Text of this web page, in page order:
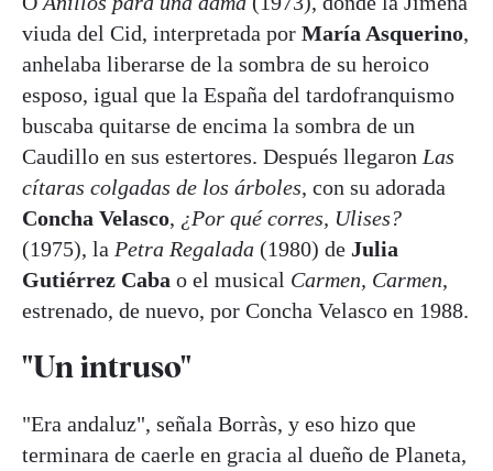
viuda del Cid, interpretada por María Asquerino,
anhelaba liberarse de la sombra de su heroico
esposo, igual que la España del tardofranquismo
buscaba quitarse de encima la sombra de un
Caudillo en sus estertores. Después llegaron Las
cítaras colgadas de los árboles, con su adorada
Concha Velasco, ¿Por qué corres, Ulises?
(1975), la Petra Regalada (1980) de Julia
Gutiérrez Caba o el musical Carmen, Carmen,
estrenado, de nuevo, por Concha Velasco en 1988.
"Un intruso"
"Era andaluz", señala Borràs, y eso hizo que
terminara de caerle en gracia al dueño de Planeta,